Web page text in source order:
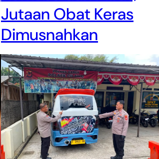
Jutaan Obat Keras
Dimusnahkan